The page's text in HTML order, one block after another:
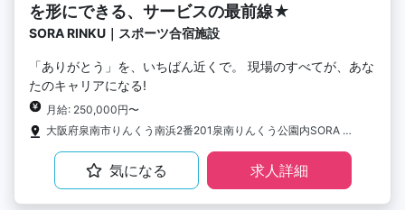
を形にできる、サービスの最前線★
SORA RINKU｜スポーツ合宿施設
「ありがとう」を、いちばん近くで。 現場のすべてが、あな
たのキャリアになる!
月給: 250,000円〜
大阪府泉南市りんくう南浜2番201泉南りんくう公園内SORA RINKU
気になる 求人詳細